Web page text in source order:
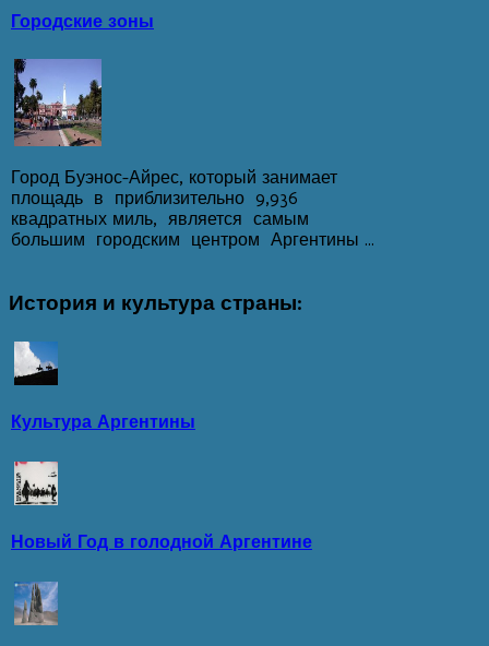
Городские зоны
Город Буэнос-Айрес, который занимает
площадь в приблизительно 9,936
квадратных миль, является самым
большим городским центром Аргентины ...
История и культура страны:
Культура Аргентины
Новый Год в голодной Аргентине